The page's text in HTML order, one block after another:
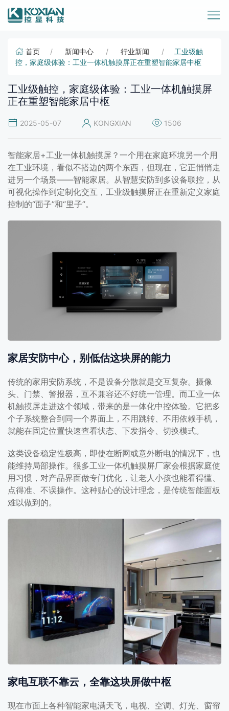
首页 新闻中心 行业新闻
工业级触
控，家庭级体验：工业一体机触摸屏正在重塑智能家居中枢
工业级触控，家庭级体验：工业一体机触摸屏
正在重塑智能家居中枢
2025-05-07 KONGXIAN 1506
智能家居+工业一体机触摸屏？一个用在家庭环境另一个用
在工业环境，看似不搭边的两个东西，但现在，它正悄悄走
进另一个场景——智能家居。从智慧安防到多设备联控，从
可视化操作到定制化交互，工业级触摸屏正在重新定义家庭
控制的“面子”和“里子”。
家居安防中心，别低估这块屏的能力
传统的家用安防系统，不是设备分散就是交互复杂。摄像
头、门禁、警报器，互不兼容还不好统一管理。而工业一体
机触摸屏走进这个领域，带来的是一体化中控体验。它把多
个子系统整合到同一个界面上，不用跳转、不用依赖手机，
就能在固定位置快速查看状态、下发指令、切换模式。
这类设备稳定性极高，即使在断网或意外断电的情况下，也
能维持局部操作。很多工业一体机触摸屏厂家会根据家庭使
用习惯，对产品界面做专门优化，让老人小孩也能看得懂、
点得准、不误操作。这种贴心的设计理念，是传统智能面板
难以做到的。
家电互联不靠云，全靠这块屏做中枢
现在市面上各种智能家电满天飞，电视、空调、灯光、窗帘